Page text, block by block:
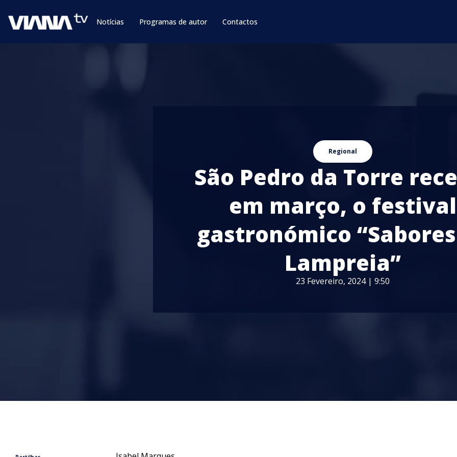
Notícias Programas de autor Contactos
Regional
São Pedro da Torre
em março, o festival
gastronómico
Lampreia”
23 Fevereiro, 2024 | 9:50